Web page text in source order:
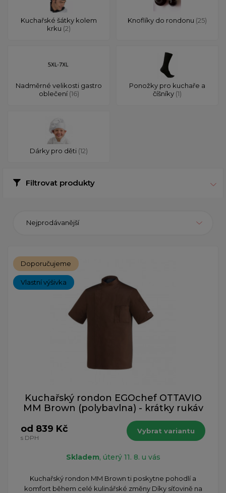
Kuchařské šátky kolem
krku (2)
Knoflíky do rondonu (25)
Nadměrné velikosti gastro
oblečení(16)
Ponožky pro kuchaře a
číšníky (1)
Dárky pro děti (12)
Filtrovat produkty
Nejprodávanější
Doporučujeme
Vlastní výšivka
Kuchařský rondon EGOchef OTTAVIO
MM Brown (polybavlna) - krátky rukáv
od 839 Kč
s DPH
Vybrat variantu
Skladem, úterý 11. 8. u vás
Kuchařský rondon MM Brown ti poskytne pohodlí a
komfort během celé kulinářské změny Díky síťovině na